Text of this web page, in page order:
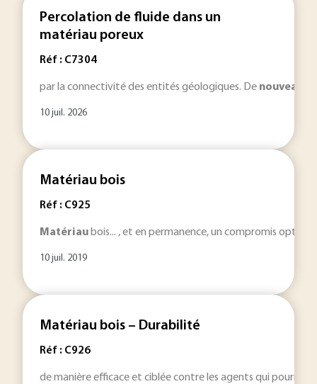
Percolation de fluide dans un
matériau poreux
Réf : C7304
par la connectivité des entités géologiques. De nouveaux
10 juil. 2026
Matériau bois
Réf : C925
Matériau bois... , et en permanence, un compromis
10 juil. 2019
Matériau bois – Durabilité
Réf : C926
de manière efficace et ciblée contre les agents qui